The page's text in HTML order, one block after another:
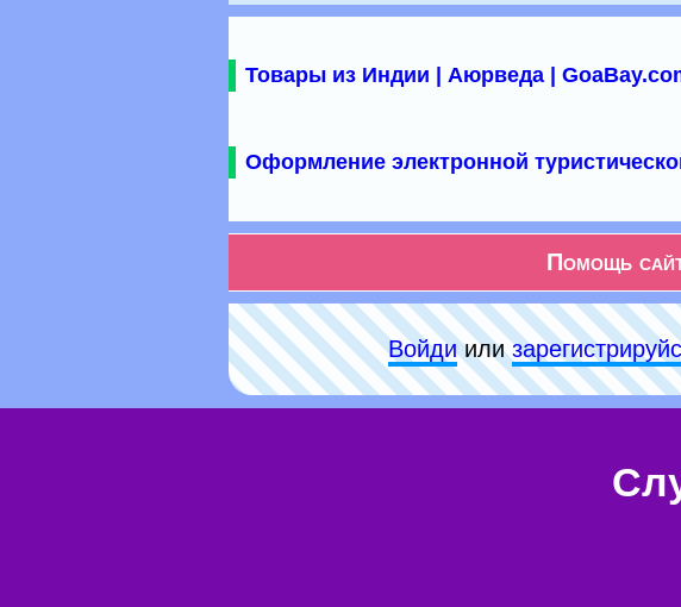
Товары из Индии | Аюрведа |
Оформление электронной
Помощь
Войдиили